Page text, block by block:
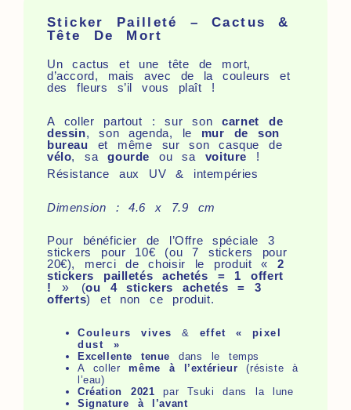
Sticker Pailleté – Cactus &
Tête De Mort
Un cactus et une tête de mort,
d’accord, mais avec de la couleurs et
des fleurs s’il vous plaît !
A coller partout : sur soncarnet de
dessin, son agenda, le mur de son
bureau et même sur son casque de
vélo, sagourde ou sa voiture !
Résistance aux UV & intempéries
Dimension : 4.6 x 7.9 cm
Pour bénéficier de l’Offre spéciale 3
stickers pour 10€ (ou 7 stickers pour
20€), merci de choisir le produit «2
stickers pailletés achetés = 1 offert
! » (ou 4 stickers achetés = 3
offerts) et non ce produit.
Couleurs vives & effet « pixel
dust »
Excellente tenuedans le temps
A coller même à l’extérieur (résiste à
l’eau)
Création 2021 par Tsuki dans la lune
Signature à l’avant